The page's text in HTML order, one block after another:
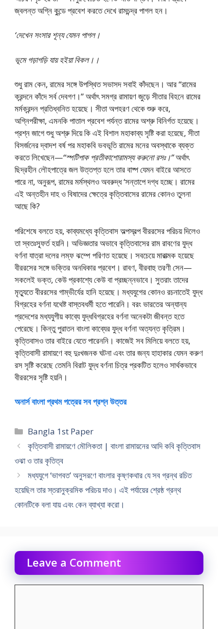
জ্বলন্ত অগ্নি কুন্ডে প্রবেশ করতে দেখে রামচন্দ্র পাগল হন।
‘দেখেন সংসার শূন্য যেমন পাগল।
ভূমে গড়াগড়ি যায় হইয়া বিকল।।
শুধু রাম কেন, রামের সঙ্গে উপস্থিত সভাসদ সবাই কাঁদছেন। আর “রামের
ক্রন্দনে কাঁদে সর্ব দেবগণ।” অর্থাৎ সমগ্র রামায়ণ জুড়ে সীতার বিহনে রামের
মর্মক্রন্দন প্রতিধ্বনিত হয়েছে। সীতা অপহরণ থেকে শুরু করে,
অগ্নিপরীক্ষা, এমনকি পাতাল প্রবেশ পর্যন্ত রামের অশ্রু বিনির্গত হয়েছে।
প্রশ্ন জাগে শুধু অশ্রু দিয়ে কি এই বিশাল মহাকাব্য সৃষ্টি করা হয়েছে, সীতা
বিসর্জনের দ্বাদশ বর্ষ পর মহাকবি ভবভূতি রামের মনের অবস্থাকে ব্যক্ত
করতে লিখেছেন—“স্পটিপাক প্রতীকাশোরামস্য করুনো রসঃ।”অর্থাৎ
ছিদ্রহীন লৌহপাত্রে জল উত্তপ্ত হলে তার বাষ্প যেমন বাইরে আসতে
পারে না, অনুরূপ, রামের মর্মস্থলও অবরুদ্ধ ‘সন্তাপে দগ্ধ হচ্ছে। রামের
এই অন্তহীন দাহ ও বিষাদের ক্ষেত্রে কৃত্তিবাসের রামের কোনও তুলনা
আছে কি?
পরিশেষে বলতে হয়, কাব্যমধ্যে কৃত্তিবাস অল্পস্বল্প বীররসের পরিচয় দিলেও
তা স্বতঃস্ফূর্ত হয়নি। অভিজ্ঞতার অভাবে কৃত্তিবাসের রাম রাবণের যুদ্ধ
বর্ণনা যাত্রা দলের লম্ফ ঝম্পে পরিণত হয়েছে। সবচেয়ে মারাত্মক হয়েছে
বীররসের সঙ্গে ভক্তির অনধিকার প্রবেশ। রাবণ, বীরবাহু তরণী সেন—
সকলেই ভক্ত, কেউ প্রকাশ্যে কেউ বা প্রচ্ছন্নভাবে। সুতরাং তাদের
মৃত্যুতে বীররসের গাম্ভীর্যের হানি হয়েছে। মধ্যযুগের কোনও রচনাতেই যুদ্ধ
বিগ্রহের বর্ণনা যথেষ্ট বাস্তবধর্মী হতে পারেনি। বরং ভারতের অন্যান্য
প্রদেশের মধ্যযুগীয় কাব্যে যুদ্ধবিগ্রহের বর্ণনা অনেকটা জীবন্ত হতে
পেরেছে। কিন্তু পুরাতন বাংলা কাব্যের যুদ্ধ বর্ণনা অত্যন্ত কৃত্রিম।
কৃত্তিবাসও তার বাইরে যেতে পারেননি। কাজেই সব মিলিয়ে বলতে হয়,
কৃত্তিবাসী রামায়ণে বহু দুঃখজনক ঘটনা এবং তার জন্য হাহাকার যেমন করুণ
রস সৃষ্টি করেছে তেমনি বিরাট যুদ্ধ বর্ণনা চিত্র প্রকটিত হলেও সার্থকভাবে
বীররসের সৃষ্টি হয়নি।
অনার্স বাংলা প্রথম পত্রের সব প্রশ্ন উত্তর
Categories
Bangla 1st Paper
কৃত্তিবাসী রামায়ণে মৌলিকতা | বাংলা রামায়নের আদি কবি কৃত্তিবাস
ওঝা ও তার কৃতিত্ব
মধ্যযুগে ‘ভাগবত’ অনুসরণে বাংলার কৃষ্ণকথার যে সব গ্রন্থ রচিত
হয়েছিল তার স্তরানুক্রমিক পরিচয় দাও। এই পর্যায়ের শ্রেষ্ঠ গ্রন্থ
কোনটিকে বলা যায় এবং কেন ব্যাখ্যা করো।
Leave a Comment